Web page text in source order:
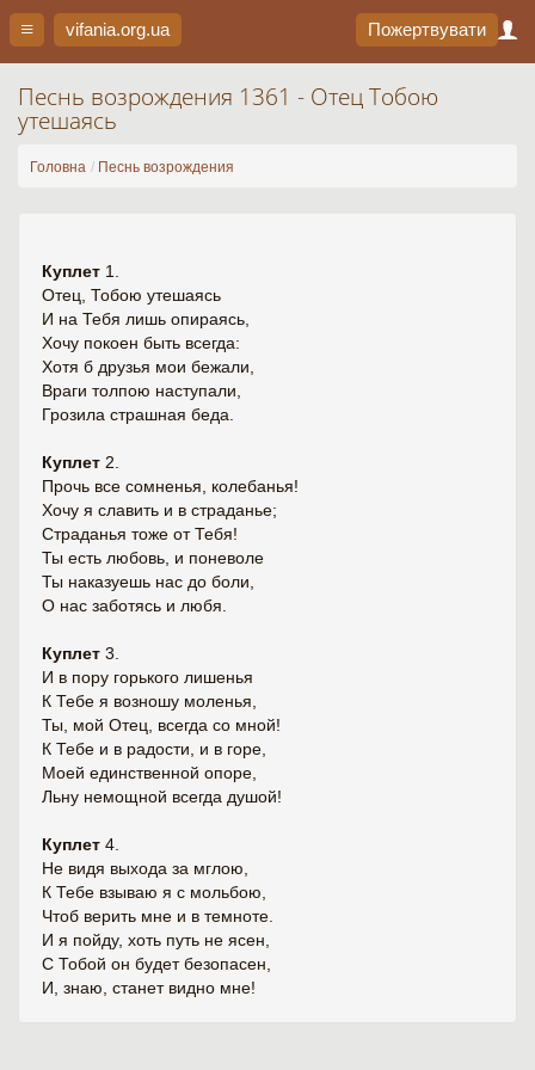
vifania.org.ua Пожертвувати
Песнь возрождения 1361 - Отец Тобою
утешаясь
Головна Песнь возрождения
Куплет 1.
Отец, Тобою утешаясь
И на Тебя лишь опираясь,
Хочу покоен быть всегда:
Хотя б друзья мои бежали,
Враги толпою наступали,
Грозила страшная беда.
Куплет 2.
Прочь все сомненья, колебанья!
Хочу я славить и в страданье;
Страданья тоже от Тебя!
Ты есть любовь, и поневоле
Ты наказуешь нас до боли,
О нас заботясь и любя.
Куплет 3.
И в пору горького лишенья
К Тебе я возношу моленья,
Ты, мой Отец, всегда со мной!
К Тебе и в радости, и в горе,
Моей единственной опоре,
Льну немощной всегда душой!
Куплет 4.
Не видя выхода за мглою,
К Тебе взываю я с мольбою,
Чтоб верить мне и в темноте.
И я пойду, хоть путь не ясен,
С Тобой он будет безопасен,
И, знаю, станет видно мне!